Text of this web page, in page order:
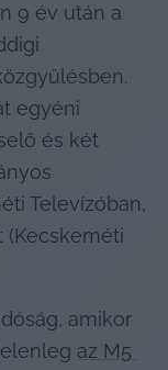
9 év után a
egyéni
és két
Televízóban,
(Kecskeméti
az M5